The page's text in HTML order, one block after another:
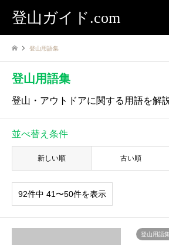
登山ガイド.com
登山用語集
登山用語集
登山・アウトドアに関する用語を解
並べ替え条件
新しい順 古い順
92件中 41〜50件を表示
登山用語